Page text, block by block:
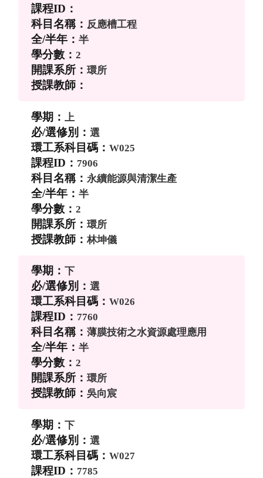
反應槽工程
半
2
環所
上
選
W025
7906
永續能源與清潔生產
半
2
環所
林坤儀
下
選
W026
7760
薄膜技術之水資源處理應用
半
2
環所
吳向宸
下
選
W027
7785